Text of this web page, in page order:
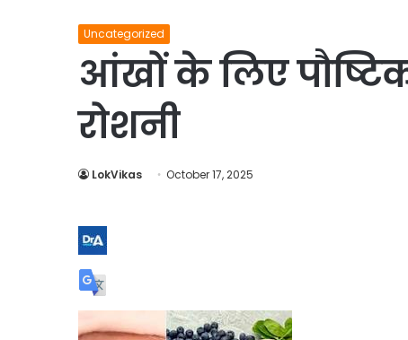
Uncategorized
आंखों के लिए
रोशनी
LokVikas October 17, 2025